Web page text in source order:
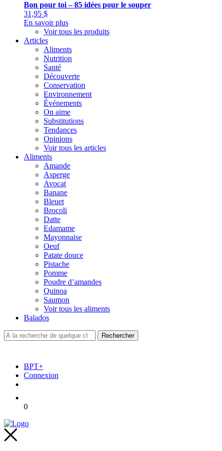
Bon pour toi – 85 idées pour le souper
31,95 $
En savoir plus
Voir tous les produits
Articles
Aliments
Nutrition
Santé
Découverte
Conservation
Environnement
Événements
On aime
Substitutions
Tendances
Opinions
Voir tous les articles
Aliments
Amande
Asperge
Avocat
Banane
Bleuet
Brocoli
Datte
Edamame
Mayonnaise
Oeuf
Patate douce
Pistache
Pomme
Poudre d’amandes
Quinoa
Saumon
Voir tous les aliments
Balados
BPT+
Connexion
0